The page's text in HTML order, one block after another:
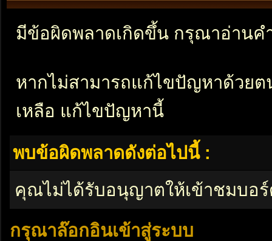
มีข้อผิดพลาดเกิดขึ้น กรุณาอ่านค
หากไม่สามารถแก้ไขปัญหาด้วย
เหลือ แก้ไขปัญหานี้
พบข้อผิดพลาดดังต่อไปนี้ :
คุณไม่ได้รับอนุญาตให้เข้าชมบอ
กรุณาล๊อกอินเข้าสู่ระบบ